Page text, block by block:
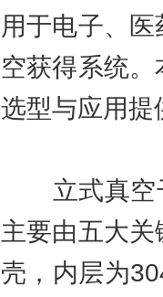
用于电子、
空获得系统
选型与应用提
立式真空干
主要由五大
壳，内层为